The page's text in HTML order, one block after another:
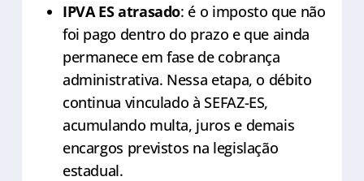
IPVA ES atrasado: é o imposto que não
foi pago dentro do prazo e que ainda
permanece em fase de cobrança
administrativa. Nessa etapa, o débito
continua vinculado à SEFAZ-ES,
acumulando multa, juros e demais
encargos previstos na legislação
estadual.